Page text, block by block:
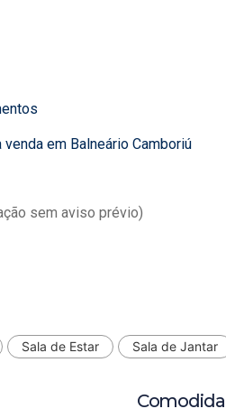
em Balneário Camboriú
sem aviso prévio)
Sala de Estar Sala de Jantar